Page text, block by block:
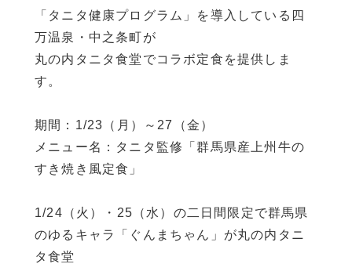
企業情報
「タニタ健康プログラム」を導入している四
万温泉・中之条町が
丸の内タニタ食堂でコラボ定食を提供しま
す。
期間：1/23（月）～27（金）
メニュー名：タニタ監修「群馬県産上州牛の
すき焼き風定食」
1/24（火）・25（水）の二日間限定で群馬県
のゆるキャラ「ぐんまちゃん」が丸の内タニ
タ食堂